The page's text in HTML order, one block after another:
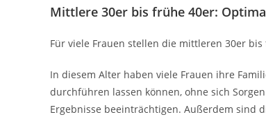
Mittlere 30er bis frühe 40er:
Für viele Frauen stellen die mittleren 30er
In diesem Alter haben viele Frauen ihre
durchführen lassen können, ohne sich
Ergebnisse beeinträchtigen. Außerdem sind